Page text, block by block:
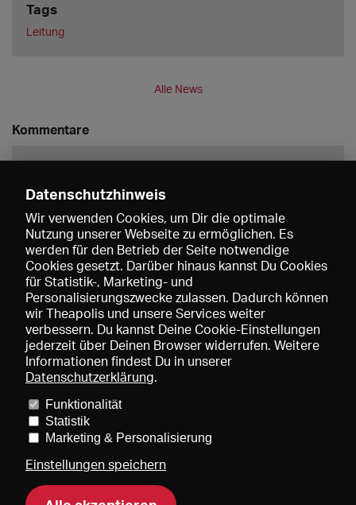
Tags
Leitung
Alle News
Kommentare
Speichern
Preise und Mitgliedschaften
Mediadaten
Über uns Impressum
Datenschutzhinweis
Wir verwenden Cookies, um Dir die optimale
Nutzung unserer Webseite zu ermöglichen. Es
werden für den Betrieb der Seite notwendige
Cookies gesetzt. Darüber hinaus kannst Du Cookies
für Statistik-, Marketing- und
Personalisierungszwecke zulassen. Dadurch können
wir Theapolis und unsere Services weiter
verbessern. Du kannst Deine Cookie-Einstellungen
jederzeit über Deinen Browser widerrufen. Weitere
Informationen findest Du in unserer
Datenschutzerklärung.
Funktionalität
Statistik
Marketing & Personalisierung
Einstellungen speichern